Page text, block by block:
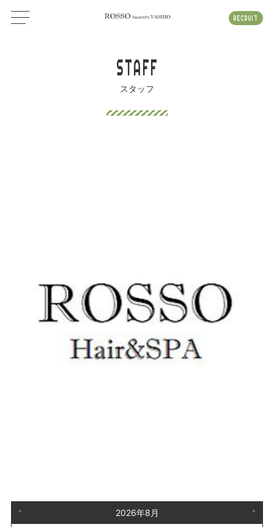
RECRUIT
STAFF
スタッフ
＜ 2026年8月 ＞